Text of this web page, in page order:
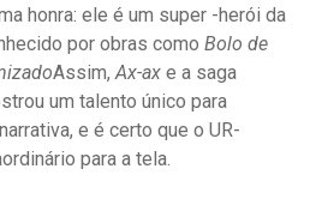
honra: ele é um super -herói da
por obras como Bolo de
Assim,Ax-ax e a saga
um talento único para
e é certo que o UR-
para a tela.